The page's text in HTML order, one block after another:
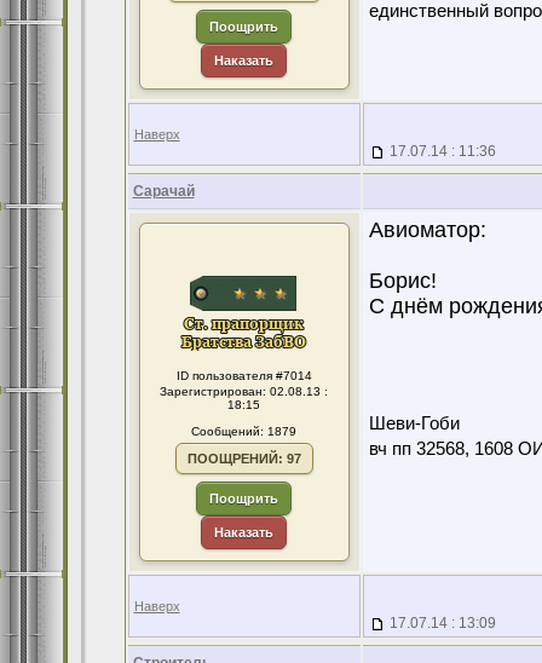
Поощрить
Наказать
единственный
Наверх
17.07.14 : 11:36
Сарачай
ID пользователя #7014
Зарегистрирован: 02.08.13 :
18:15
Сообщений: 1879
ПООЩРЕНИЙ: 97
Поощрить
Наказать
Авиоматор:
Борис!
С днём
Шеви-Гоби
вч пп 32568, 1608
Наверх
17.07.14 : 13:09